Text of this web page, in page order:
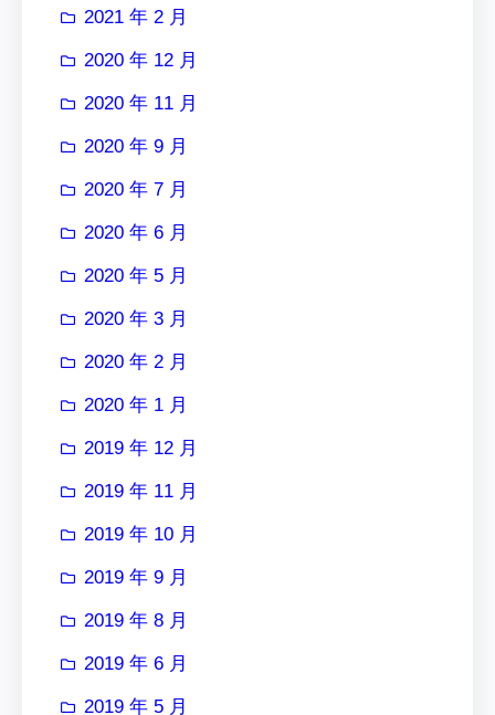
2021 年 2 月
2020 年 12 月
2020 年 11 月
2020 年 9 月
2020 年 7 月
2020 年 6 月
2020 年 5 月
2020 年 3 月
2020 年 2 月
2020 年 1 月
2019 年 12 月
2019 年 11 月
2019 年 10 月
2019 年 9 月
2019 年 8 月
2019 年 6 月
2019 年 5 月